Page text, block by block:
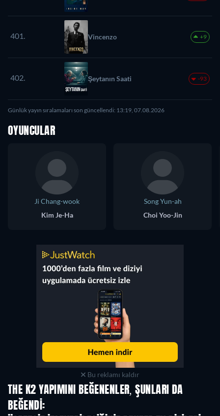
401. Vincenzo +9
402. Şeytanın Saati -93
Günlük yayın sıralamaları son güncellendi: 13:19, 07.08.2026
OYUNCULAR
Ji Chang-wook
Kim Je-Ha
Song Yun-ah
Choi Yoo-Jin
Bu reklamı kaldır
THE K2 YAPIMINI BEĞENENLER, ŞUNLARI DA
BEĞENDI: